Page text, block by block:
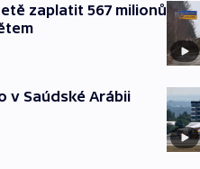
zaplatit 567 milionů
v Saúdské Arábii